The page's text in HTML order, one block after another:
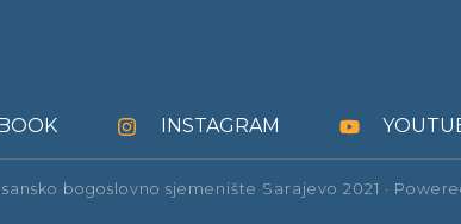
INSTAGRAM
bogoslovno sjemenište Sarajevo 2021 ·